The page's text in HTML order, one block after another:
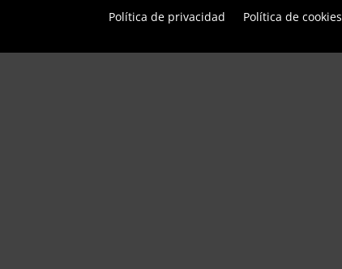
Política de privacidad Política de cookies